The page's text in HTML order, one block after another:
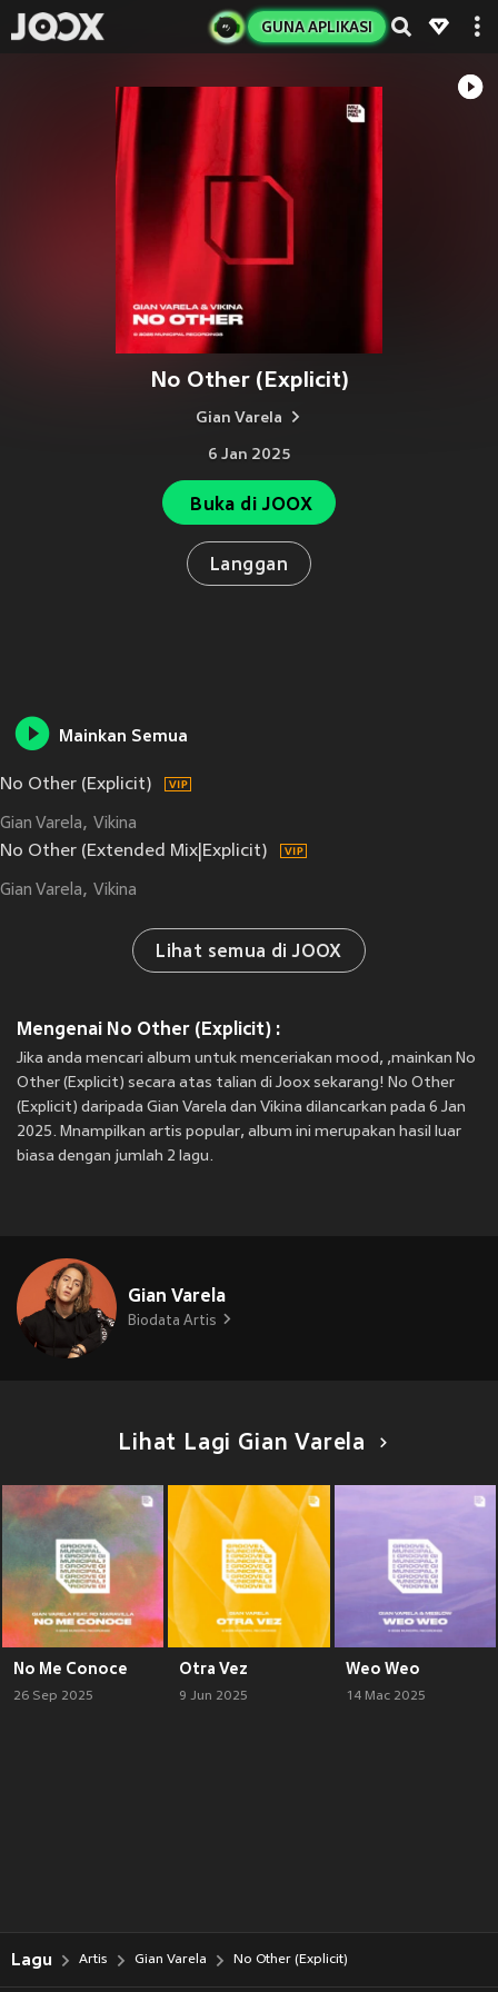
GUNA APLIKASI
No Other (Explicit)
Gian Varela
6 Jan 2025
Buka di JOOX
Langgan
Mainkan Semua
No Other (Explicit)
Gian Varela Vikina
No Other (Extended Mix|Explicit)
Gian Varela Vikina
Lihat semua di JOOX
Mengenai No Other (Explicit) :
Jika anda mencari album untuk menceriakan mood, ,mainkan No
Other (Explicit) secara atas talian di Joox sekarang! No Other
(Explicit) daripada Gian Varela dan Vikina dilancarkan pada 6 Jan
2025. Mnampilkan artis popular, album ini merupakan hasil luar
biasa dengan jumlah 2 lagu.
Gian Varela
Biodata Artis
Lihat Lagi Gian Varela
No Me Conoce
26 Sep 2025
Otra Vez
9 Jun 2025
Weo Weo
14 Mac 2025
Lagu Artis Gian Varela No Other (Explicit)